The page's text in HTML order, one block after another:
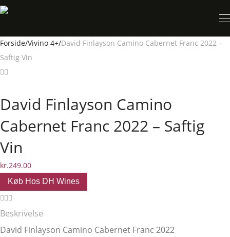
Forside/Vivino 4+/David Finlayson Camino Cabernet Franc 2022 –
Saftig Vin
David Finlayson Camino
Cabernet Franc 2022 – Saftig
Vin
kr.249.00
Køb Hos DH Wines
Beskrivelse
David Finlayson Camino Cabernet Franc 2022